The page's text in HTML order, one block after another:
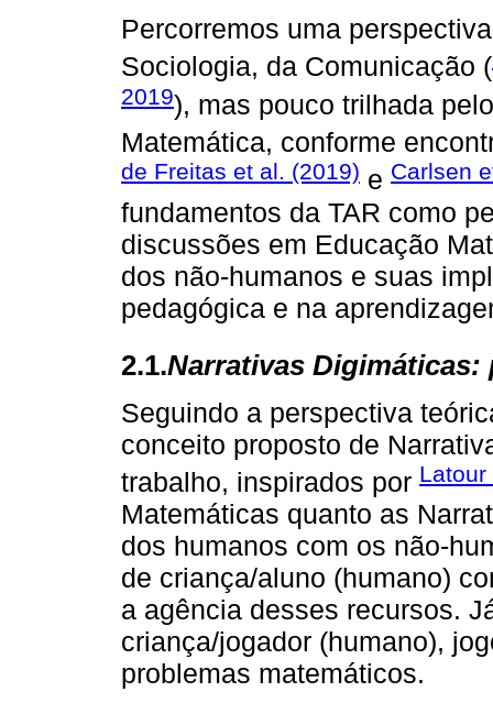
Percorremos uma
Sociologia, da Comunicação (
2019), mas pouco trilhada
Matemática, conforme
de Freitas et al. (2019) e Carlsen
fundamentos da TAR como
discussões em Educação
dos não-humanos e suas
pedagógica e na
2.1.Narrativas
Seguindo a perspectiva
conceito proposto de
trabalho, inspirados por Latour
Matemáticas quanto as
dos humanos com os não-
de criança/aluno (humano)
a agência desses recursos.
criança/jogador (humano),
problemas matemáticos.